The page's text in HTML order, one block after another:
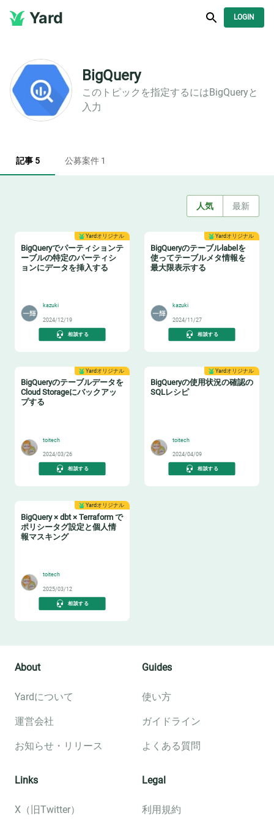
Yard LOGIN
BigQuery
このトピックを指定するにはBigQueryと
入力
記事 5 公募案件 1
人気 最新
Yardオリジナル
BigQueryでパーティションテ
ーブルの特定のパーティシ
ョンにデータを挿入する
kazuki
2024/12/19
相談する
Yardオリジナル
BigQueryのテーブルlabelを
使ってテーブルメタ情報を
最大限表示する
kazuki
2024/11/27
相談する
Yardオリジナル
BigQueryのテーブルデータを
Cloud Storageにバックアッ
プする
toitech
2024/03/26
相談する
Yardオリジナル
BigQueryの使用状況の確認の
SQLレシピ
toitech
2024/04/09
相談する
Yardオリジナル
BigQuery × dbt × Terraform で
ポリシータグ設定と個人情
報マスキング
toitech
2025/03/12
相談する
About
Yardについて
運営会社
お知らせ・リリース
Guides
使い方
ガイドライン
よくある質問
Links
X（旧Twitter）
Legal
利用規約